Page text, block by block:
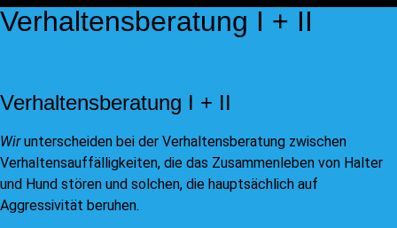
Verhaltensberatung I + II
Verhaltensberatung I + II
Wirunterscheiden bei der Verhaltensberatung zwischen
Verhaltensauffälligkeiten, die das Zusammenleben von Halter
und Hund stören und solchen, die hauptsächlich auf
Aggressivität beruhen.